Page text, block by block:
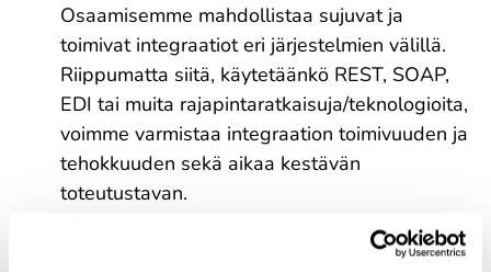
Osaamisemme mahdollistaa sujuvat ja
toimivat integraatiot eri järjestelmien välillä.
Riippumatta siitä, käytetäänkö REST, SOAP,
EDI tai muita rajapintaratkaisuja/teknologioita,
voimme varmistaa integraation toimivuuden ja
tehokkuuden sekä aikaa kestävän
toteutustavan.
Räätälöidyt ratkaisut: Ymmärrämme, että
jokainen integraatiotarve on ainutlaatuinen.